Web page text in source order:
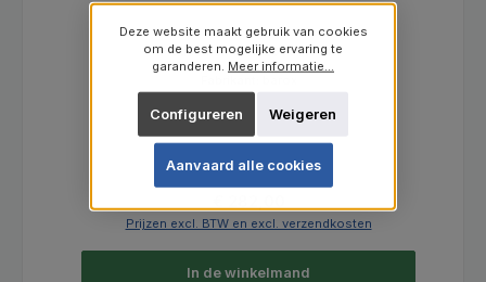
Productnummer:2803516015
Prijzen excl. BTW en excl. verzendkosten
In de winkelmand
Deze website maakt gebruik van cookies
om de best mogelijke ervaring te
garanderen. Meer informatie...
Weigeren
Configureren
Aanvaard alle cookies